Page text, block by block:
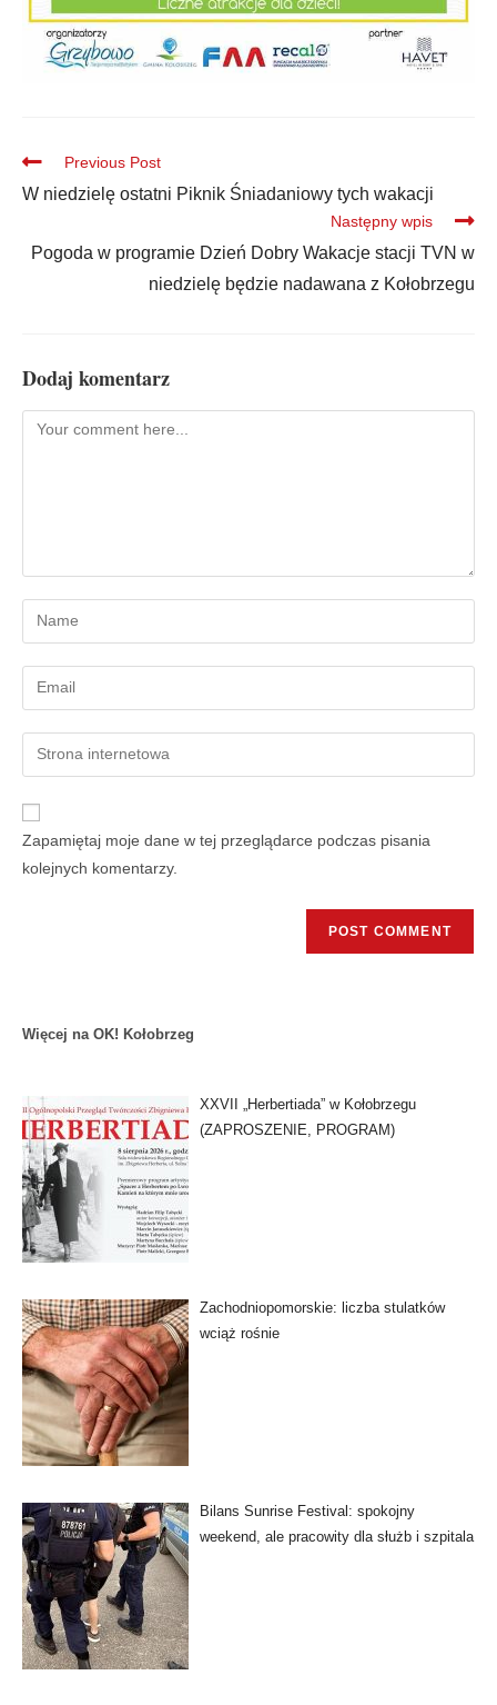
Previous Post
W niedzielę ostatni Piknik Śniadaniowy tych wakacji
Następny wpis
Pogoda w programie Dzień Dobry Wakacje stacji TVN w
niedzielę będzie nadawana z Kołobrzegu
Dodaj komentarz
Zapamiętaj moje dane w tej przeglądarce podczas pisania
kolejnych komentarzy.
Więcej na OK! Kołobrzeg
XXVII „Herbertiada” w Kołobrzegu
(ZAPROSZENIE, PROGRAM)
Zachodniopomorskie: liczba stulatków
wciąż rośnie
Bilans Sunrise Festival: spokojny
weekend, ale pracowity dla służb i szpitala